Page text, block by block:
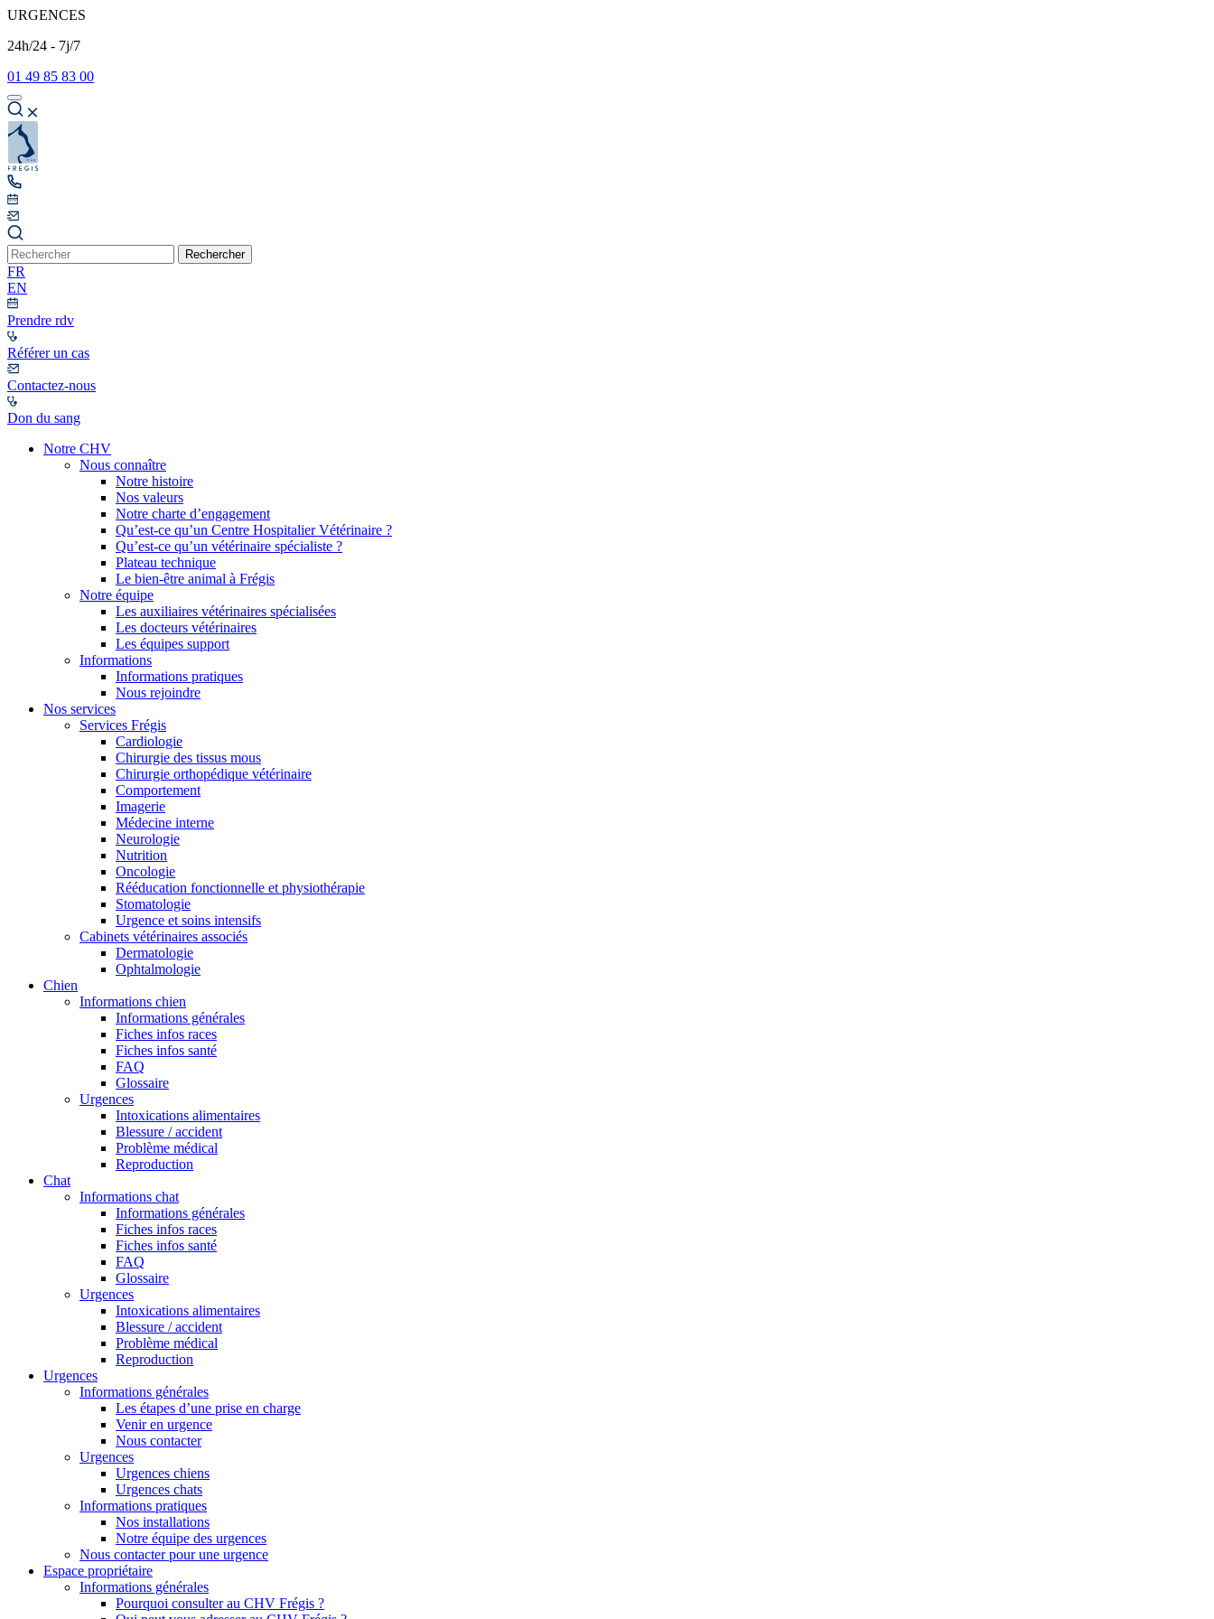
URGENCES
24h/24 - 7j/7
01 49 85 83 00
Rechercher
FR
EN
Prendre rdv
Référer un cas
Contactez-nous
Don du sang
Notre CHV
Nous connaître
Notre histoire
Nos valeurs
Notre charte d’engagement
Qu’est-ce qu’un Centre Hospitalier Vétérinaire ?
Qu’est-ce qu’un vétérinaire spécialiste ?
Plateau technique
Le bien-être animal à Frégis
Notre équipe
Les auxiliaires vétérinaires spécialisées
Les docteurs vétérinaires
Les équipes support
Informations
Informations pratiques
Nous rejoindre
Nos services
Services Frégis
Cardiologie
Chirurgie des tissus mous
Chirurgie orthopédique vétérinaire
Comportement
Imagerie
Médecine interne
Neurologie
Nutrition
Oncologie
Rééducation fonctionnelle et physiothérapie
Stomatologie
Urgence et soins intensifs
Cabinets vétérinaires associés
Dermatologie
Ophtalmologie
Chien
Informations chien
Informations générales
Fiches infos races
Fiches infos santé
FAQ
Glossaire
Urgences
Intoxications alimentaires
Blessure / accident
Problème médical
Reproduction
Chat
Informations chat
Informations générales
Fiches infos races
Fiches infos santé
FAQ
Glossaire
Urgences
Intoxications alimentaires
Blessure / accident
Problème médical
Reproduction
Urgences
Informations générales
Les étapes d’une prise en charge
Venir en urgence
Nous contacter
Urgences
Urgences chiens
Urgences chats
Informations pratiques
Nos installations
Notre équipe des urgences
Nous contacter pour une urgence
Espace propriétaire
Informations générales
Pourquoi consulter au CHV Frégis ?